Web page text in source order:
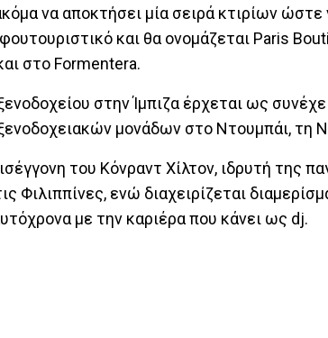
να αποκτήσει μία σειρά κτιρίων
φουτουριστικό και θα ονομάζεται Paris
στο Formentera.
στην Ίμπιζα έρχεται ως
μονάδων στο Ντουμπάι, τη
του Κόνραντ Χίλτον, ιδρυτή της
Φιλιππίνες, ενώ διαχειρίζεται
με την καριέρα που κάνει ως dj.